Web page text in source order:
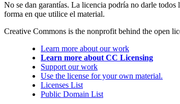
No se dan garantías. La licencia podría no darle todos
forma en que utilice el material.
Creative Commons is the nonprofit behind the open
Learn more about our work
Learn more about CC Licensing
Support our work
Use the license for your own material.
Licenses List
Public Domain List